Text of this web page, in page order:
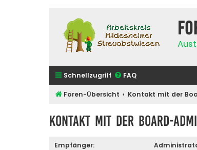
Schnellzugriff FAQ
Foren-Übersicht Kontakt mit der
Kontakt mit der Board-
Empfänger: